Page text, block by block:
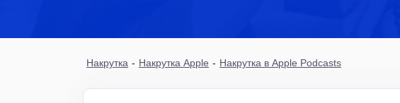
Накрутка - Накрутка Apple - Накрутка в Apple Podcasts